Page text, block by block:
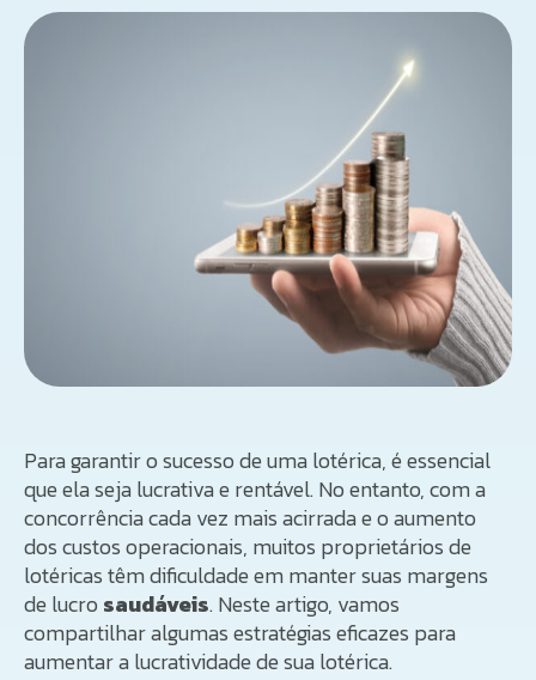
Para garantir o sucesso de uma lotérica, é essencial
que ela seja lucrativa e rentável. No entanto, com a
concorrência cada vez mais acirrada e o aumento
dos custos operacionais, muitos proprietários de
lotéricas têm dificuldade em manter suas margens
de lucro saudáveis. Neste artigo, vamos
compartilhar algumas estratégias eficazes para
aumentar a lucratividade de sua lotérica.